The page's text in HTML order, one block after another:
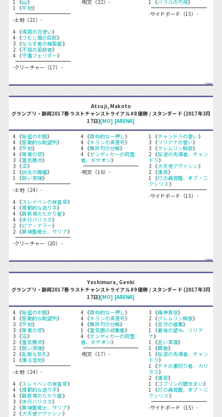
1 《山》
1 《平地》
-土地（21）-
4 《導路の召使い》
4 《つむじ風の巨匠》
3 《ならず者の精製屋》
2 《不屈の追跡者》
4 《守護フェリダー》
-クリーチャー（17）-
-呪文（22）- 1 《バラルの巧技》
-サイドボード（15）-
Atsuji, Makoto
グランプリ・静岡2017春 ラストチャンストライアル#8 優勝 / スタンダード (2017年3月
17日)[MO] [ARENA]
4 《秘密の中庭》
4 《感動的な眺望所》
4 《平地》
4 《産業の塔》
3 《霊気拠点》
3 《沼》
1 《凶兆の廃墟》
1 《鋭い突端》
-土地（24）-
4 《スレイベンの検査官》
4 《模範的な造り手》
4 《屑鉄場のたかり屋》
4 《歩行バリスタ》
2 《ピア・ナラー》
2 《異端聖戦士、サリア》
-クリーチャー（20）-
4 《致命的な一押し》
4 《キランの真意号》
4 《無許可の分解》
4 《ゼンディカーの同盟
者、ギデオン》
-呪文（16）-
1 《チャンドラの誓い》
3 《リリアナの誓い》
3 《グレムリン解放》
2 《反逆の先導者、チャン
ドラ》
3 《大天使アヴァシン》
2 《燻蒸》
1 《灯の再覚醒、オブ・ニ
クシリス》
-サイドボード（15）-
Yoshimura, Genki
グランプリ・静岡2017春 ラストチャンストライアル#9 優勝 / スタンダード (2017年3月
17日)[MO] [ARENA]
4 《秘密の中庭》
4 《感動的な眺望所》
3 《平地》
3 《産業の塔》
3 《沼》
2 《霊気拠点》
2 《鋭い突端》
2 《乱脈な気孔》
1 《燻る湿地》
-土地（24）-
4 《スレイベンの検査官》
4 《模範的な造り手》
4 《屑鉄場のたかり屋》
3 《歩行バリスタ》
2 《異端聖戦士、サリア》
2 《大天使アヴァシン》
4 《致命的な一押し》
4 《キランの真意号》
4 《無許可の分解》
1 《霊気圏の収集艇》
4 《ゼンディカーの同盟
者、ギデオン》
-呪文（17）-
3 《精神背信》
2 《グレムリン解放》
1 《苦渋の破棄》
1 《最後の望み、リリア
ナ》
1 《苦い真理》
1 《餌食》
1 《反逆の先導者、チャン
ドラ》
1 《ゲトの裏切り者、カリ
タス》
2 《燻蒸》
1 《ゴブリンの闇住まい》
1 《灯の再覚醒、オブ・ニ
クシリス》
-サイドボード（15）-